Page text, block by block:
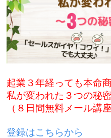
起業３年経っても本命
私が変われた３つの秘
（８日間無料メール講座
登録はこちらから